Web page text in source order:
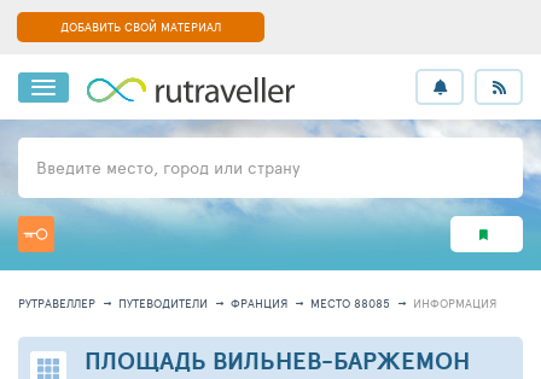
ДОБАВИТЬ СВОЙ МАТЕРИАЛ
Введите место, город или страну
РУТРАВЕЛЛЕР ПУТЕВОДИТЕЛИ ФРАНЦИЯ МЕСТО 88085 ИНФОРМАЦИЯ
ПЛОЩАДЬ ВИЛЬНЕВ-БАРЖЕМОН